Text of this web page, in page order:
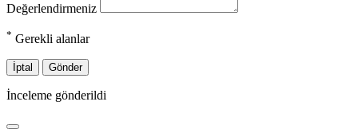
Değerlendirmeniz
* Gerekli alanlar
İptal Gönder
İnceleme gönderildi